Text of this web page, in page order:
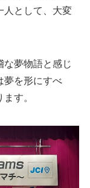
人として、大変
夢物語と感じ
夢を形にすべ
す。